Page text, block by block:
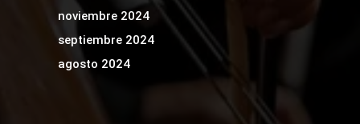
noviembre 2024
septiembre 2024
agosto 2024